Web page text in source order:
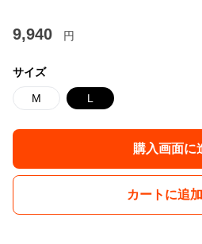
9,940 円
サイズ
M L
購入画面に
カートに追